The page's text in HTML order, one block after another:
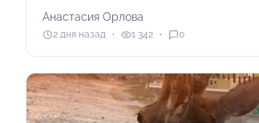
Анастасия Орлова
2 дня назад 1 342 0